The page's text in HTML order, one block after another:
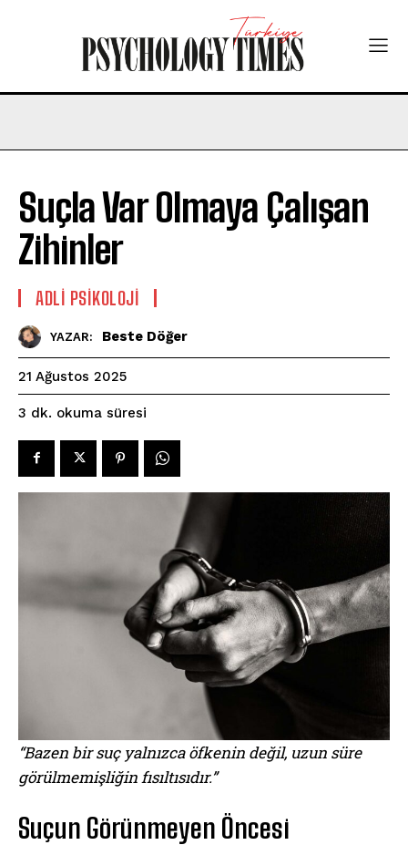
Suçla Var Olmaya Çalışan
Zihinler
ADLI PSIKOLOJI
YAZAR: Beste Döğer
21 Ağustos 2025
3 dk. okuma süresi
“Bazen bir suç yalnızca öfkenin değil, uzun süre
görülmemişliğin fısıltısıdır.”
Suçun Görünmeyen Öncesi